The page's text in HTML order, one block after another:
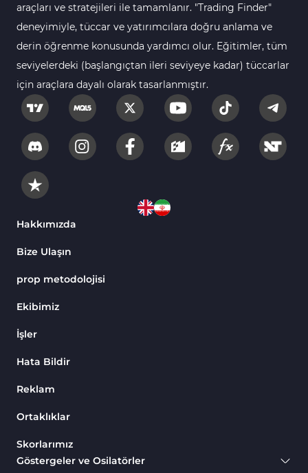
araçları ve stratejileri ile tamamlanır. "Trading Finder"
deneyimiyle, tüccar ve yatırımcılara doğru anlama ve
derin öğrenme konusunda yardımcı olur. Eğitimler, tüm
seviyelerdeki (başlangıçtan ileri seviyeye kadar) tüccarlar
için araçlara dayalı olarak tasarlanmıştır.
Hakkımızda
Bize Ulaşın
prop metodolojisi
Ekibimiz
İşler
Hata Bildir
Reklam
Ortaklıklar
Skorlarımız
Göstergeler ve Osilatörler